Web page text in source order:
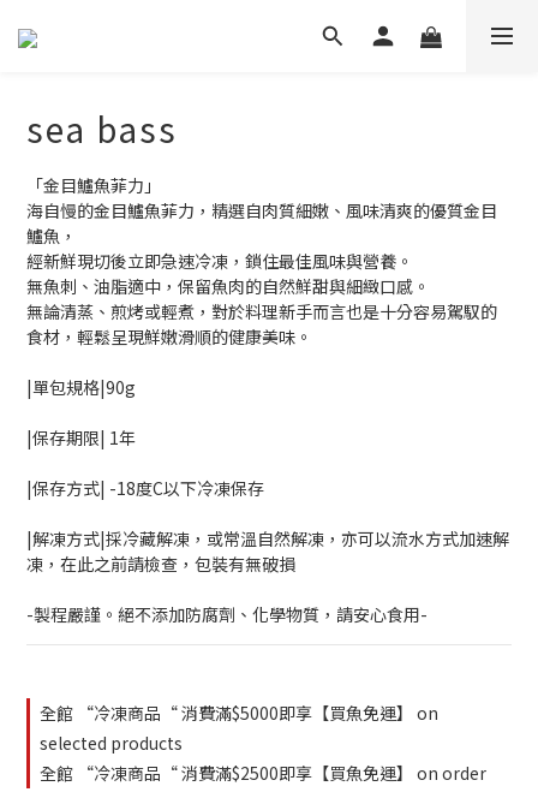
sea ​​bass
「金目鱸魚菲力」
海自慢的金目鱸魚菲力，精選自肉質細嫩、風味清爽的優質金目
鱸魚，
經新鮮現切後立即急速冷凍，鎖住最佳風味與營養。
無魚刺、油脂適中，保留魚肉的自然鮮甜與細緻口感。
無論清蒸、煎烤或輕煮，對於料理新手而言也是十分容易駕馭的
食材，輕鬆呈現鮮嫩滑順的健康美味。
|單包規格|90g
|保存期限| 1年
|保存⽅式| -18度C以下冷凍保存
|解凍方式|採冷藏解凍，或常溫自然解凍，亦可以流水方式加速解
凍，在此之前請檢查，包裝有無破損
-製程嚴謹。絕不添加防腐劑、化學物質，請安心食用-
全館 “冷凍商品“ 消費滿$5000即享【買魚免運】 on
selected products
全館 “冷凍商品“ 消費滿$2500即享【買魚免運】 on order